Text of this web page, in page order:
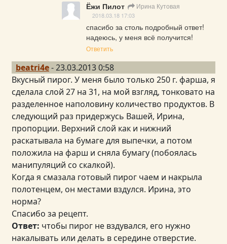
Ёжи Пилот Ирина Кутовая
2018.03.18 17:03
спасибо за столь подробный ответ!
надеюсь, у меня всё получится!
Ответить
beatri4e- 23.03.2013 0:58
Вкусный пирог. У меня было только 250 г. фарша, я
сделала слой 27 на 31, на мой взгляд, тонковато на
разделенное наполовину количество продуктов. В
следующий раз придержусь Вашей, Ирина,
пропорции. Верхний слой как и нижний
раскатывала на бумаге для выпечки, а потом
положила на фарш и сняла бумагу (побоялась
манипуляций со скалкой).
Когда я смазала готовый пирог чаем и накрыла
полотенцем, он местами вздулся. Ирина, это
норма?
Спасибо за рецепт.
Ответ: чтобы пирог не вздувался, его нужно
накалывать или делать в середине отверстие.